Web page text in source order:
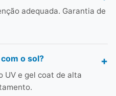
adequada. Garantia de
o sol?
UV e gel coat de alta